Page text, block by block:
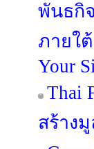
พันธกิ
ภายใ
Your
Thai
สร้าง